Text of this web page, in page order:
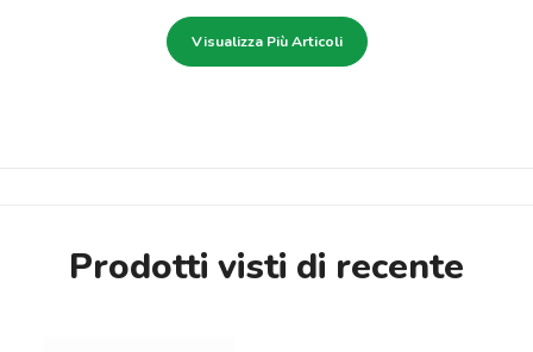
Visualizza Più Articoli
Prodotti visti di recente